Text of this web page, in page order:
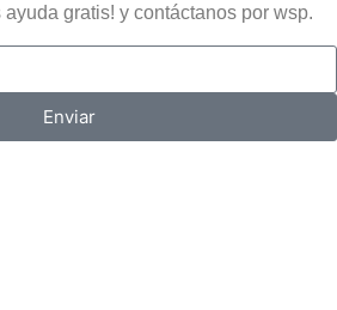
gratis! y contáctanos por wsp.
Enviar